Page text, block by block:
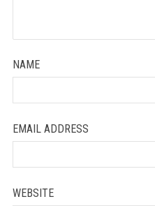
NAME
EMAIL ADDRESS
WEBSITE